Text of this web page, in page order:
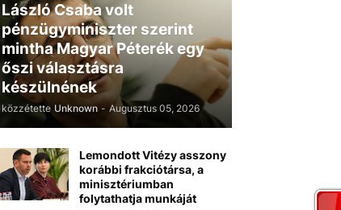
László Csaba volt
pénzügyminiszter szerint
mintha Magyar Péterék egy
őszi választásra
készülnének
közzétette Unknown - Augusztus 05, 2026
Lemondott Vitézy asszony
korábbi frakciótársa, a
minisztériumban
folytathatja munkáját